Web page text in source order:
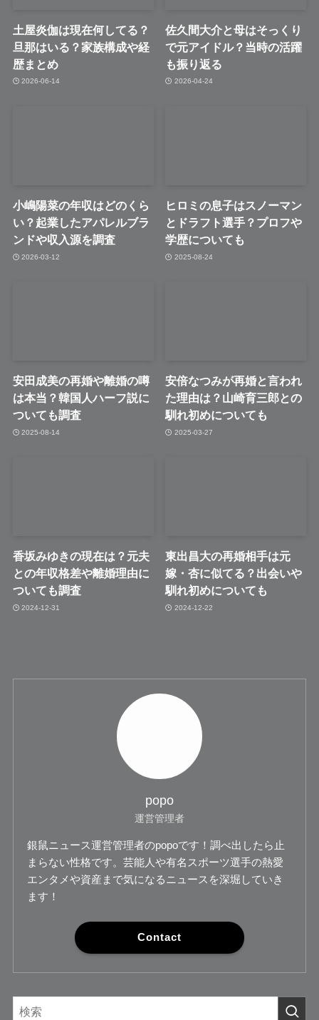
土屋炎伽は現在何してる？
旦那はいる？家族構成や経
歴まとめ
2026-06-14
佐久間大介と母はそっくり
で元アイドル？当時の活躍
も振り返る
2026-04-24
小嶋陽菜の年収はどのくら
い？起業したアパレルブラ
ンドや収入源を調査
2026-03-12
ヒロミの息子はスノーマン
とドラフト選手？プロフや
学歴についても
2025-08-24
安田成美の再婚や離婚の噂
は本当？韓国人ハーフ説に
ついても調査
2025-08-14
安倍なつみが再婚と言われ
た理由は？山崎育三郎との
馴れ初めについても
2025-03-27
香坂みゆきの現在は？元夫
との年収格差や離婚理由に
ついても調査
2024-12-31
東出昌大の再婚相手は元
嫁・杏に似てる？出会いや
馴れ初めについても
2024-12-22
popo
運営管理者
銀鼠ニュース運営管理者のpopoです！調べ出したら止
まらない性格です。芸能人や有名スポーツ選手の熱愛
エンタメや資産まで気になるニュースを深堀していき
ます！
Contact